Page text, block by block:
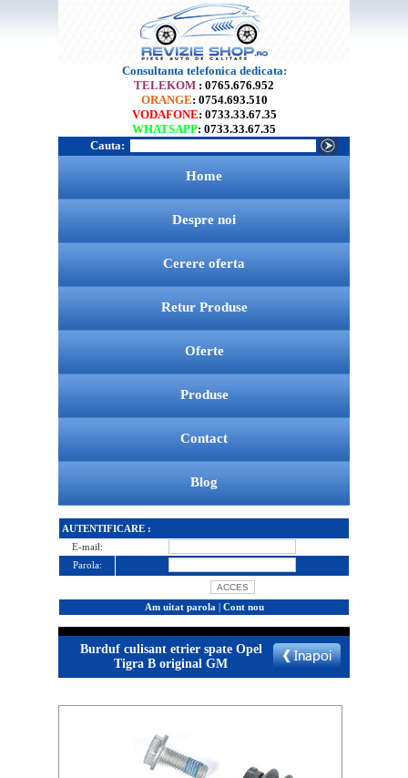
Consultanta telefonica dedicata:
TELEKOM : 0765.676.952
ORANGE: 0754.693.510
VODAFONE: 0733.33.67.35
WHATSAPP: 0733.33.67.35
Cauta:
Home
Despre noi
Cerere oferta
Retur Produse
Oferte
Produse
Contact
Blog
AUTENTIFICARE :
E-mail:
Parola:
Am uitat parola | Cont nou
Burduf culisant etrier spate Opel
Tigra B original GM